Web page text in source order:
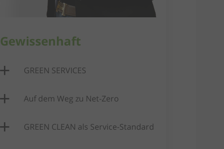
Gewissenhaft
GREEN SERVICES
Auf dem Weg zu Net-Zero
GREEN CLEAN als Service-Standard​